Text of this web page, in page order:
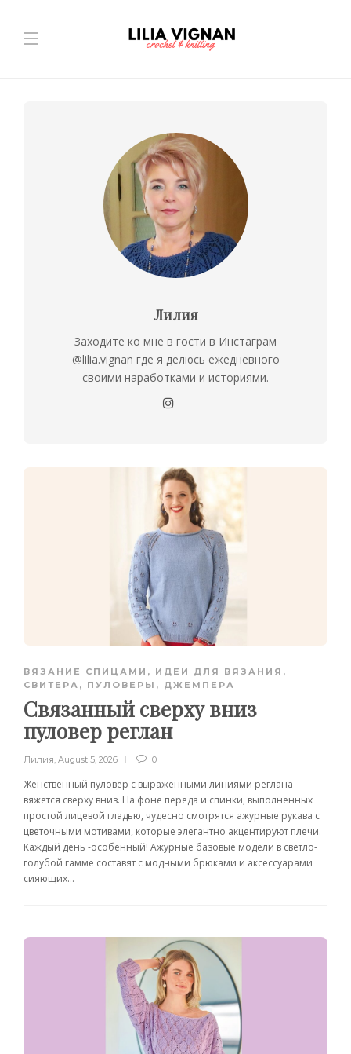
Лилия
Заходите ко мне в гости в Инстаграм
@lilia.vignan где я делюсь ежедневного
своими наработками и историями.
ВЯЗАНИЕ СПИЦАМИ , ИДЕИ ДЛЯ ВЯЗАНИЯ ,
СВИТЕРА, ПУЛОВЕРЫ, ДЖЕМПЕРА
Связанный сверху вниз
пуловер реглан
Лилия, August 5, 2026 0
Женственный пуловер с выраженными линиями реглана
вяжется сверху вниз. На фоне переда и спинки, выполненных
простой лицевой гладью, чудесно смотрятся ажурные рукава с
цветочными мотивами, которые элегантно акцентируют плечи.
Каждый день -особенный! Ажурные базовые модели в светло-
голубой гамме составят с модными брюками и аксессуарами
сияющих...